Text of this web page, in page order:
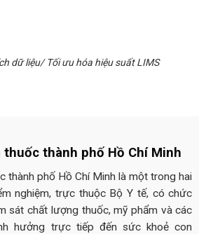
dữ liệu/ Tối ưu hóa hiệu suất LIMS
thuốc thành phố Hồ Chí Minh
thành phố Hồ Chí Minh là một trong hai
nghiệm, trực thuộc Bộ Y tế, có chức
sát chất lượng thuốc, mỹ phẩm và các
hưởng trực tiếp đến sức khoẻ con